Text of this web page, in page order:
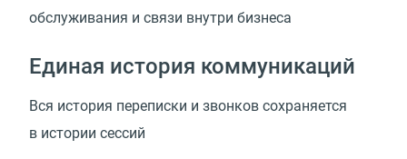
обслуживания и связи внутри бизнеса
Единая история коммуникаций
Вся история переписки и звонков сохраняется
в истории сессий